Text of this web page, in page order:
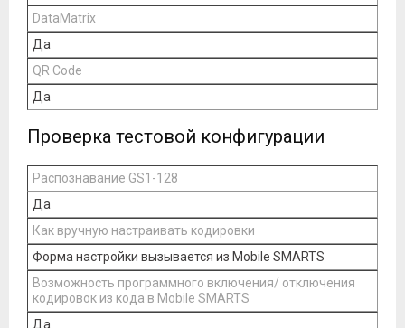
DataMatrix
Да
QR Code
Да
Проверка тестовой конфигурации
Распознавание GS1-128
Да
Как вручную настраивать кодировки
Форма настройки вызывается из Mobile SMARTS
Возможность программного включения/ отключения
кодировок из кода в Mobile SMARTS
Да